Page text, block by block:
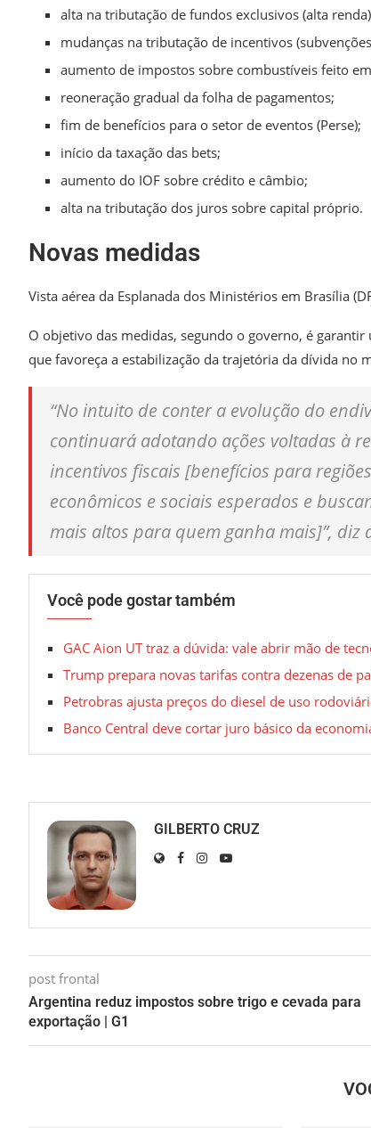
alta na tributação de fundos exclusivos (alta
mudanças na tributação de incentivos
aumento de impostos sobre combustíveis feito
reoneração gradual da folha de pagamentos;
fim de benefícios para o setor de eventos (Perse);
início da taxação das bets;
aumento do IOF sobre crédito e câmbio;
alta na tributação dos juros sobre capital próprio.
Novas medidas
Vista aérea da Esplanada dos Ministérios em Brasília
O objetivo das medidas, segundo o governo, é
que favoreça a estabilização da trajetória da dívida no
“No intuito de conter a evolução do
continuará adotando ações voltadas à
incentivos fiscais [benefícios para
econômicos e sociais esperados e
mais altos para quem ganha mais]”, diz
Você pode gostar também
GAC Aion UT traz a dúvida: vale abrir mão de
Trump prepara novas tarifas contra dezenas de
Petrobras ajusta preços do diesel de uso
Banco Central deve cortar juro básico da
GILBERTO CRUZ
post frontal
Argentina reduz impostos sobre trigo e cevada para
exportação | G1